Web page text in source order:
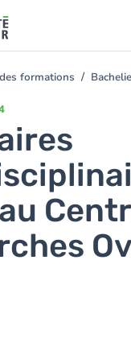
formations